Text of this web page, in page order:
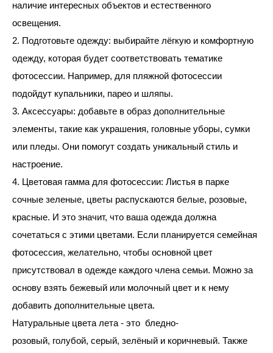
наличие интересных объектов и естественного
освещения.
2. Подготовьте одежду: выбирайте лёгкую и комфортную
одежду, которая будет соответствовать тематике
фотосессии. Например, для пляжной фотосессии
подойдут купальники, парео и шляпы.
3. Аксессуары: добавьте в образ дополнительные
элементы, такие как украшения, головные уборы, сумки
или пледы. Они помогут создать уникальный стиль и
настроение.
4. Цветовая гамма для фотосессии: Листья в парке
сочные зеленые, цветы распускаются белые, розовые,
красные. И это значит, что ваша одежда должна
сочетаться с этими цветами. Если планируется семейная
фотосессия, желательно, чтобы основной цвет
присутствовал в одежде каждого члена семьи. Можно за
основу взять бежевый или молочный цвет и к нему
добавить дополнительные цвета.
Натуральные цвета лета - это бледно-
розовый, голубой, серый, зелёный и коричневый. Также